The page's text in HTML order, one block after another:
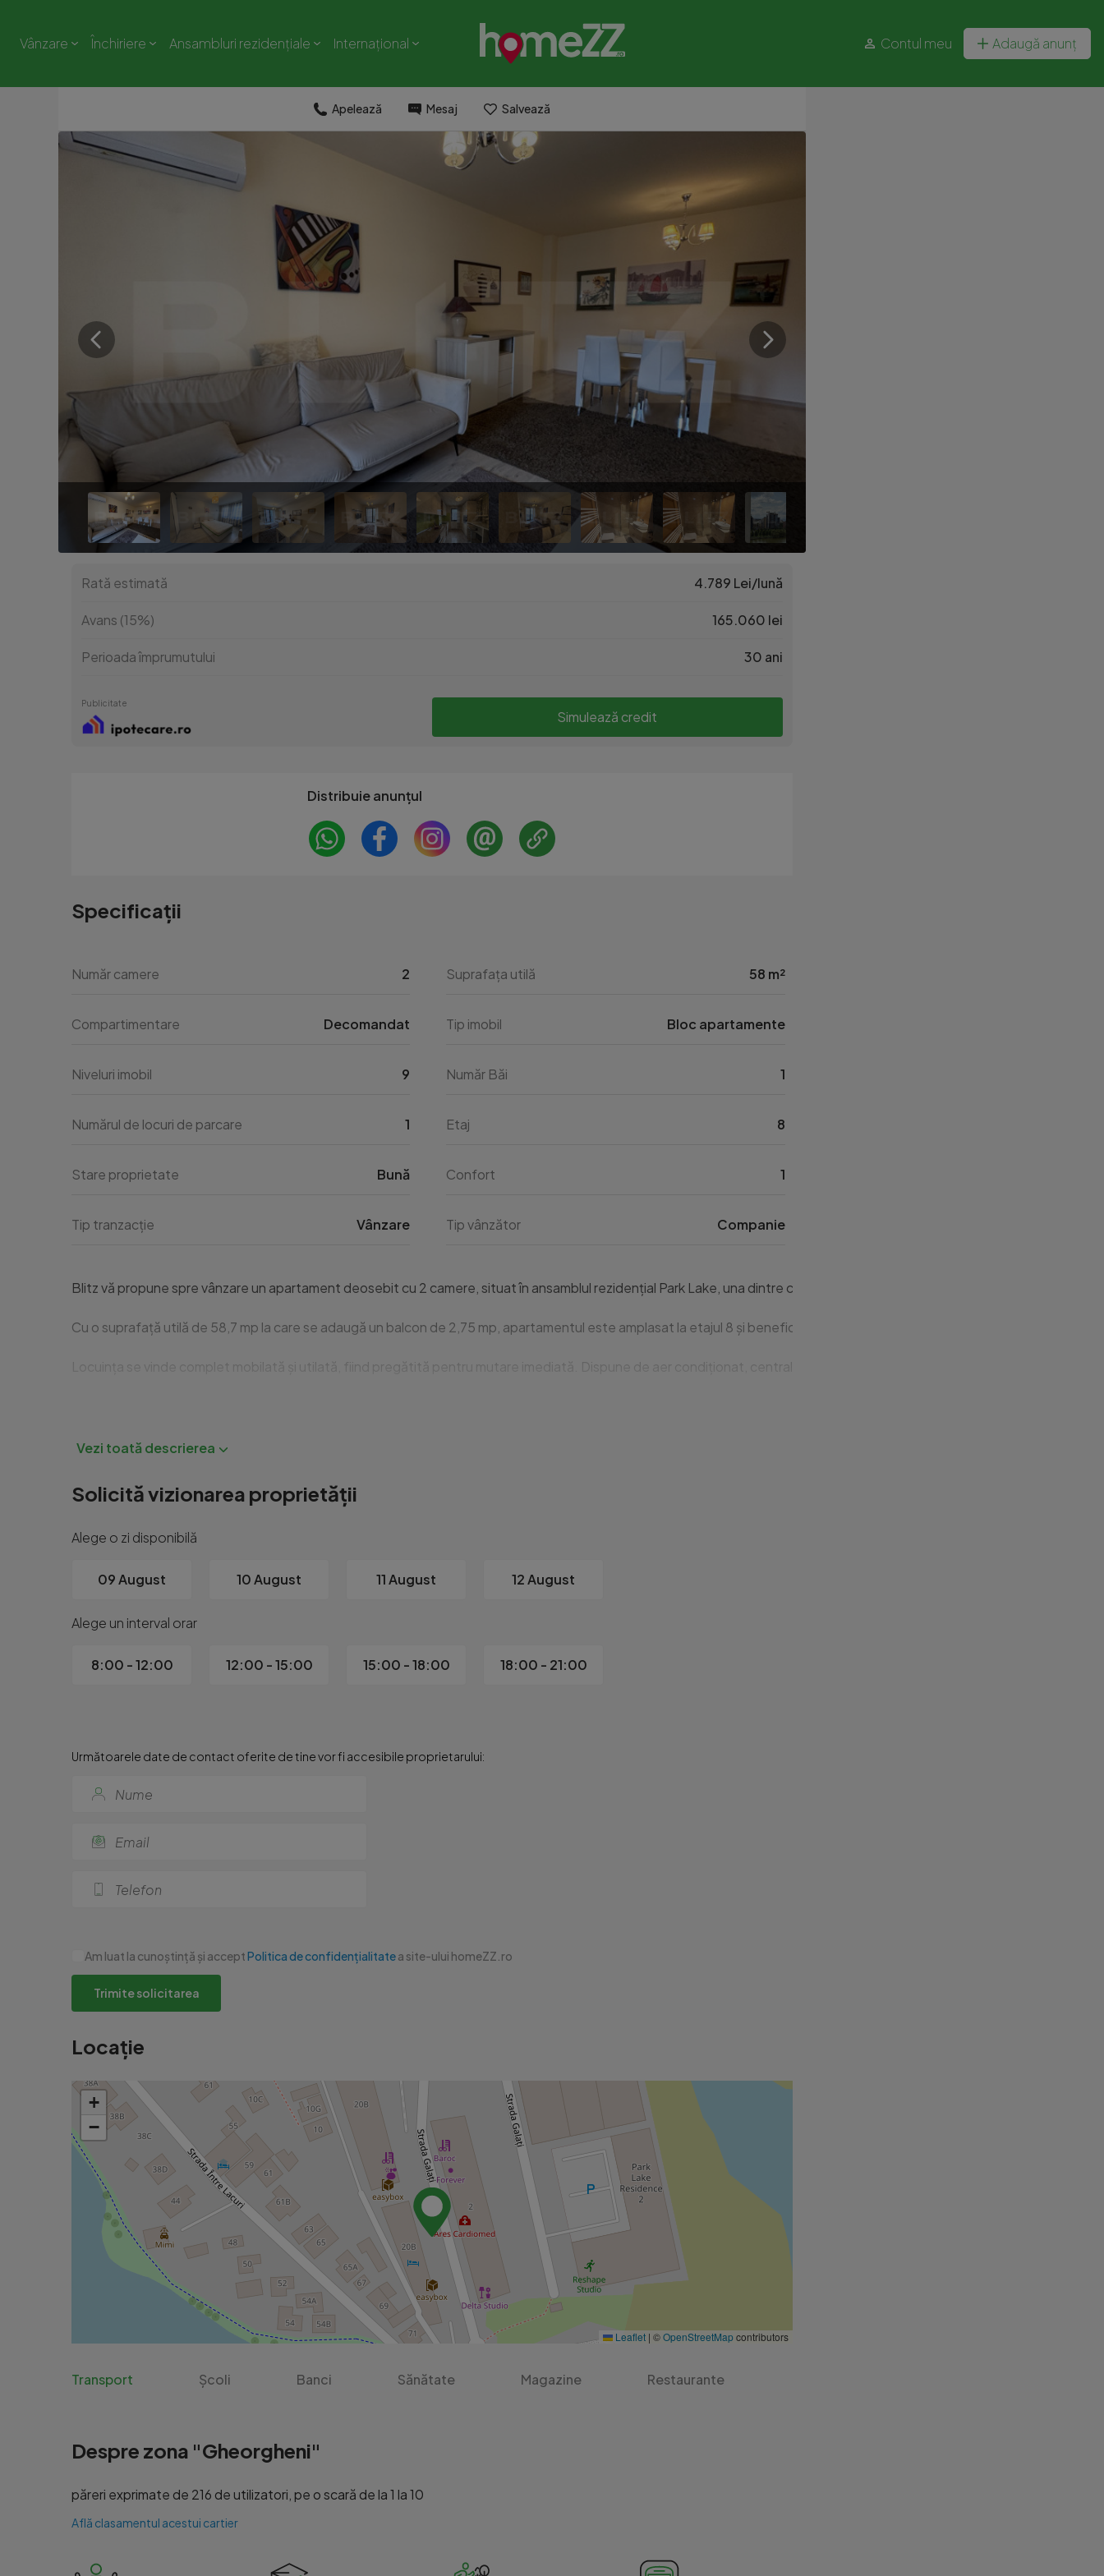
Vânzare Închiriere Ansambluri rezidențiale Internațional Contul meu Adaugă anunț
Apelează Mesaj Salvează
Rată estimată 4.789 Lei/lună
Avans (15%) 165.060 lei
Perioada împrumutului 30 ani
Publicitate
Simulează credit
Distribuie anunțul
Specificații
Număr camere 2 Suprafața utilă 58 m²
Compartimentare Decomandat Tip imobil Bloc apartamente
Niveluri imobil 9 Număr Băi 1
Numărul de locuri de parcare 1 Etaj 8
Stare proprietate Bună Confort 1
Tip tranzacție Vânzare Tip vânzător Companie
Blitz vă propune spre vânzare un apartament deosebit cu 2 camere, situat în ansamblul rezidențial Park Lake, una dintre cele mai exclusiviste și căutate locații din Cluj-
Cu o suprafață utilă de 58,7 mp la care se adaugă un balcon de 2,75 mp, apartamentul este amplasat la etajul 8 și beneficiază de o priveliște deschisă, lumină naturală
Locuința se vinde complet mobilată și utilată, fiind pregătită pentru mutare imediată. Dispune de aer condiționat, centrală termică proprie, mașină de spălat vase și finisaje
Opțional, se poate achiziționa un loc de parcare subteran la prețul de 20.000 Euro.
Proprietățile din această zonă apar rar pe piață și se vând rapid. Dacă îți dorești un apartament premium într-o locație care își păstrează valoarea în timp, te aștept la
Cod ofertă / ID BLITZ: P170602
Solicită vizionarea proprietății
Alege o zi disponibilă
09 August 10 August 11 August 12 August
Alege un interval orar
8:00 - 12:00 12:00 - 15:00 15:00 - 18:00 18:00 - 21:00
Următoarele date de contact oferite de tine vor fi accesibile proprietarului:
Am luat la cunoștință și acceptPolitica de confidențialitatea site-ului homeZZ.ro
Trimite solicitarea
Locație
+
−
Leaflet | ©OpenStreetMapcontributors
Transport Școli Banci Sănătate Magazine Restaurante
Despre zona "Gheorgheni"
păreri exprimate de 216 de utilizatori, pe o scară de la 1 la 10
Află clasamentul acestui cartier